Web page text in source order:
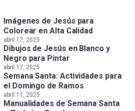
Imágenes de Jesús para
Colorear en Alta Calidad
abril 17, 2025
Dibujos de Jesús en Blanco y
Negro para Pintar
abril 17, 2025
Semana Santa: Actividades para
el Domingo de Ramos
abril 11, 2025
Manualidades de Semana Santa